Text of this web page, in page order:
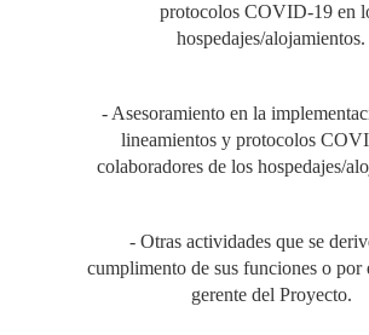
protocolos COVID-19 en
hospedajes/alojamientos.
- Asesoramiento en la
lineamientos y protocolos
colaboradores de los hospedajes/
- Otras actividades que se
cumplimento de sus funciones o por
gerente del Proyecto.